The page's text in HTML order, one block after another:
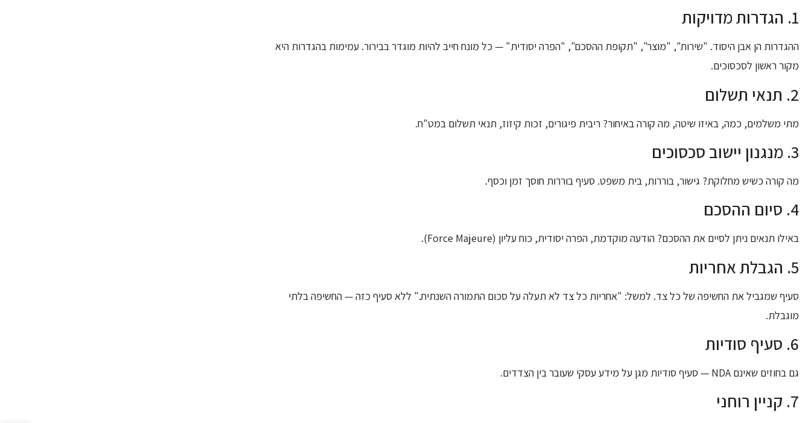
1. הגדרות מדויקות
ההגדרות הן אבן היסוד. "שירות", "מוצר", "תקופת ההסכם", "הפרה יסודית" — כל מונח חייב להיות מוגדר בבירור. עמימות בהגדרות היא
מקור ראשון לסכסוכים.
2. תנאי תשלום
מתי משלמים, כמה, באיזו שיטה, מה קורה באיחור? ריבית פיגורים, זכות קיזוז, תנאי תשלום במט"ח.
3. מנגנון יישוב סכסוכים
מה קורה כשיש מחלוקת? גישור, בוררות, בית משפט. סעיף בוררות חוסך זמן וכסף.
4. סיום ההסכם
באילו תנאים ניתן לסיים את ההסכם? הודעה מוקדמת, הפרה יסודית, כוח עליון (Force Majeure).
5. הגבלת אחריות
סעיף שמגביל את החשיפה של כל צד. למשל: "אחריות כל צד לא תעלה על סכום התמורה השנתית." ללא סעיף כזה — החשיפה בלתי
מוגבלת.
6. סעיף סודיות
גם בחוזים שאינם NDA — סעיף סודיות מגן על מידע עסקי שעובר בין הצדדים.
7. קניין רוחני